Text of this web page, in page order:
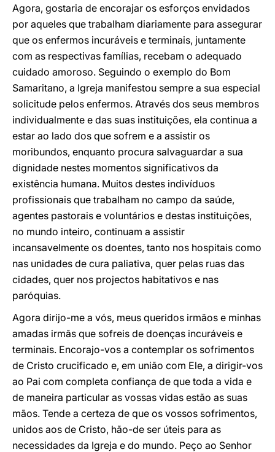
Agora, gostaria de encorajar os esforços envidados
por aqueles que trabalham diariamente para assegurar
que os enfermos incuráveis e terminais, juntamente
com as respectivas famílias, recebam o adequado
cuidado amoroso. Seguindo o exemplo do Bom
Samaritano, a Igreja manifestou sempre a sua especial
solicitude pelos enfermos. Através dos seus membros
individualmente e das suas instituições, ela continua a
estar ao lado dos que sofrem e a assistir os
moribundos, enquanto procura salvaguardar a sua
dignidade nestes momentos significativos da
existência humana. Muitos destes indivíduos
profissionais que trabalham no campo da saúde,
agentes pastorais e voluntários e destas instituições,
no mundo inteiro, continuam a assistir
incansavelmente os doentes, tanto nos hospitais como
nas unidades de cura paliativa, quer pelas ruas das
cidades, quer nos projectos habitativos e nas
paróquias.
Agora dirijo-me a vós, meus queridos irmãos e minhas
amadas irmãs que sofreis de doenças incuráveis e
terminais. Encorajo-vos a contemplar os sofrimentos
de Cristo crucificado e, em união com Ele, a dirigir-vos
ao Pai com completa confiança de que toda a vida e
de maneira particular as vossas vidas estão as suas
mãos. Tende a certeza de que os vossos sofrimentos,
unidos aos de Cristo, hão-de ser úteis para as
necessidades da Igreja e do mundo. Peço ao Senhor